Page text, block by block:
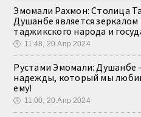
Эмомали Рахмон: Столица
Душанбе является
таджикского народа и
🕔 11:48, 20.Апр 2024
Рустами Эмомали: Душанбе
надежды, который мы
ему!
🕔 11:00, 20.Апр 2024